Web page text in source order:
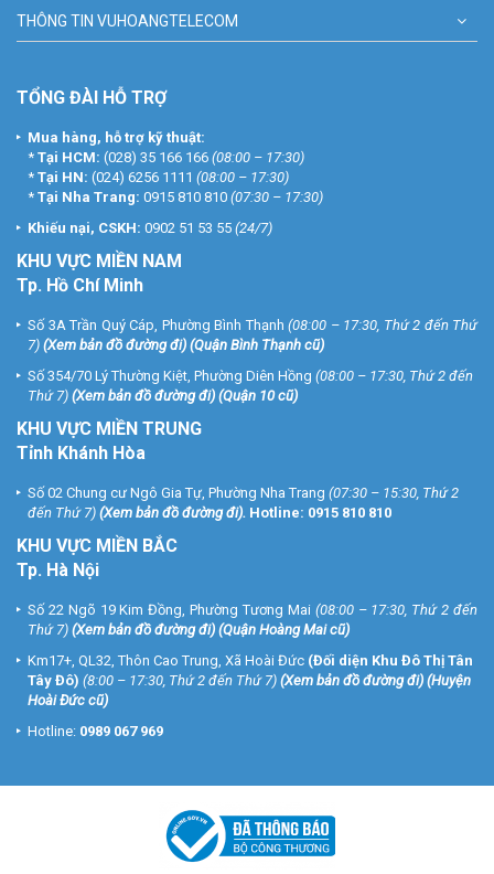
THÔNG TIN VUHOANGTELECOM
TỔNG ĐÀI HỖ TRỢ
Mua hàng, hỗ trợ kỹ thuật:
* Tại HCM: (028) 35 166 166 (08:00 – 17:30)
* Tại HN: (024) 6256 1111 (08:00 – 17:30)
* Tại Nha Trang: 0915 810 810 (07:30 – 17:30)
Khiếu nại, CSKH: 0902 51 53 55 (24/7)
KHU VỰC MIỀN NAM
Tp. Hồ Chí Minh
Số 3A Trần Quý Cáp, Phường Bình Thạnh (08:00 – 17:30, Thứ 2 đến Thứ
7) (Xem bản đồ đường đi) (Quận Bình Thạnh cũ)
Số 354/70 Lý Thường Kiệt, Phường Diên Hồng (08:00 – 17:30, Thứ 2 đến
Thứ 7) (Xem bản đồ đường đi) (Quận 10 cũ)
KHU VỰC MIỀN TRUNG
Tỉnh Khánh Hòa
Số 02 Chung cư Ngô Gia Tự, Phường Nha Trang (07:30 – 15:30, Thứ 2
đến Thứ 7) (Xem bản đồ đường đi). Hotline: 0915 810 810
KHU VỰC MIỀN BẮC
Tp. Hà Nội
Số 22 Ngõ 19 Kim Đồng, Phường Tương Mai (08:00 – 17:30, Thứ 2 đến
Thứ 7) (Xem bản đồ đường đi) (Quận Hoàng Mai cũ)
Km17+, QL32, Thôn Cao Trung, Xã Hoài Đức (Đối diện Khu Đô Thị Tân
Tây Đô) (8:00 – 17:30, Thứ 2 đến Thứ 7) (Xem bản đồ đường đi) (Huyện
Hoài Đức cũ)
Hotline: 0989 067 969